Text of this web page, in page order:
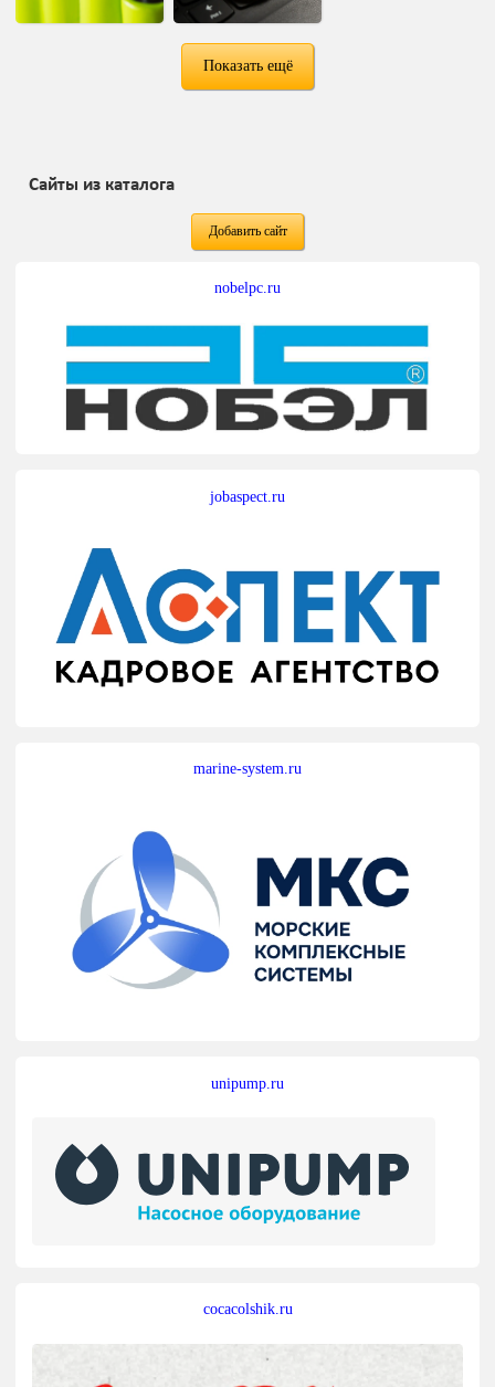
Показать ещё
Сайты из каталога
Добавить сайт
nobelpc.ru
jobaspect.ru
marine-system.ru
unipump.ru
cocacolshik.ru